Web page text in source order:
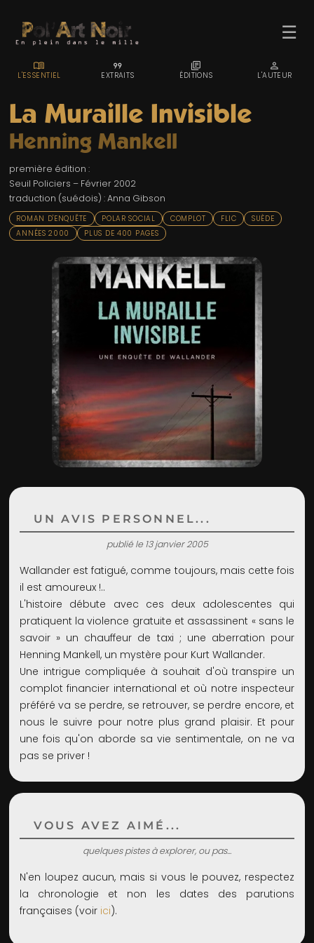
☰
ACCUEIL
TROMBINO
INDEX
RECHERCHE
LIENS & FESTIVALS
UN POLAR AU HASARD
La Muraille Invisible
Henning Mankell
première édition :
Seuil Policiers – Février 2002
traduction (suédois) : Anna Gibson
ROMAN D'ENQUÊTE POLAR SOCIAL COMPLOT FLIC
SUÈDE
ANNÉES 2000
PLUS DE 400 PAGES
UN AVIS PERSONNEL...
publié le 13 janvier 2005
Wallander est fatigué, comme toujours, mais cette fois
il est amoureux !..
L'histoire débute avec ces deux adolescentes qui
pratiquent la violence gratuite et assassinent « sans le
savoir » un chauffeur de taxi ; une aberration pour
Henning Mankell, un mystère pour Kurt Wallander.
Une intrigue compliquée à souhait d'où transpire un
complot financier international et où notre inspecteur
préféré va se perdre, se retrouver, se perdre encore, et
nous le suivre pour notre plus grand plaisir. Et pour
une fois qu'on aborde sa vie sentimentale, on ne va
pas se priver !
VOUS AVEZ AIMÉ...
quelques pistes à explorer, ou pas...
N'en loupez aucun, mais si vous le pouvez, respectez
la chronologie et non les dates des parutions
françaises (voir ici).
MENU_BOOK
L'ESSENTIEL
FORMAT_QUOTE
EXTRAITS
LIBRARY_BOOKS
ÉDITIONS
PERSON
L'AUTEUR